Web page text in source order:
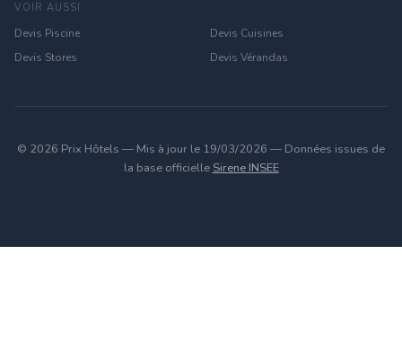
VOIR AUSSI
Devis Piscine
Devis Cuisines
Devis Stores
Devis Vérandas
© 2026 Prix Hôtels — Mis à jour le 19/03/2026 — Données issues de
la base officielle Sirene INSEE